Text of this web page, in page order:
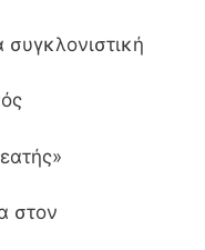
συγκλονιστική
στον